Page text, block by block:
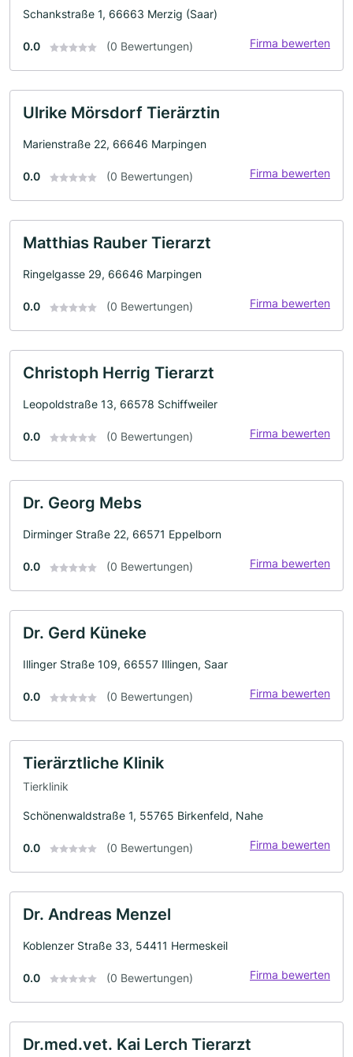
Schankstraße 1, 66663 Merzig (Saar)
0.0 (0 Bewertungen) Firma bewerten
Ulrike Mörsdorf Tierärztin
Marienstraße 22, 66646 Marpingen
0.0 (0 Bewertungen) Firma bewerten
Matthias Rauber Tierarzt
Ringelgasse 29, 66646 Marpingen
0.0 (0 Bewertungen) Firma bewerten
Christoph Herrig Tierarzt
Leopoldstraße 13, 66578 Schiffweiler
0.0 (0 Bewertungen) Firma bewerten
Dr. Georg Mebs
Dirminger Straße 22, 66571 Eppelborn
0.0 (0 Bewertungen) Firma bewerten
Dr. Gerd Küneke
Illinger Straße 109, 66557 Illingen, Saar
0.0 (0 Bewertungen) Firma bewerten
Tierärztliche Klinik
Tierklinik
Schönenwaldstraße 1, 55765 Birkenfeld, Nahe
0.0 (0 Bewertungen) Firma bewerten
Dr. Andreas Menzel
Koblenzer Straße 33, 54411 Hermeskeil
0.0 (0 Bewertungen) Firma bewerten
Dr.med.vet. Kai Lerch Tierarzt